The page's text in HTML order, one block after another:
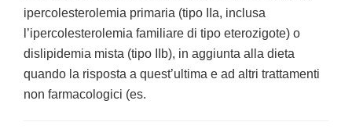
ipercolesterolemia primaria (tipo IIa, inclusa
l’ipercolesterolemia familiare di tipo eterozigote) o
dislipidemia mista (tipo IIb), in aggiunta alla dieta
quando la risposta a quest’ultima e ad altri trattamenti
non farmacologici (es.